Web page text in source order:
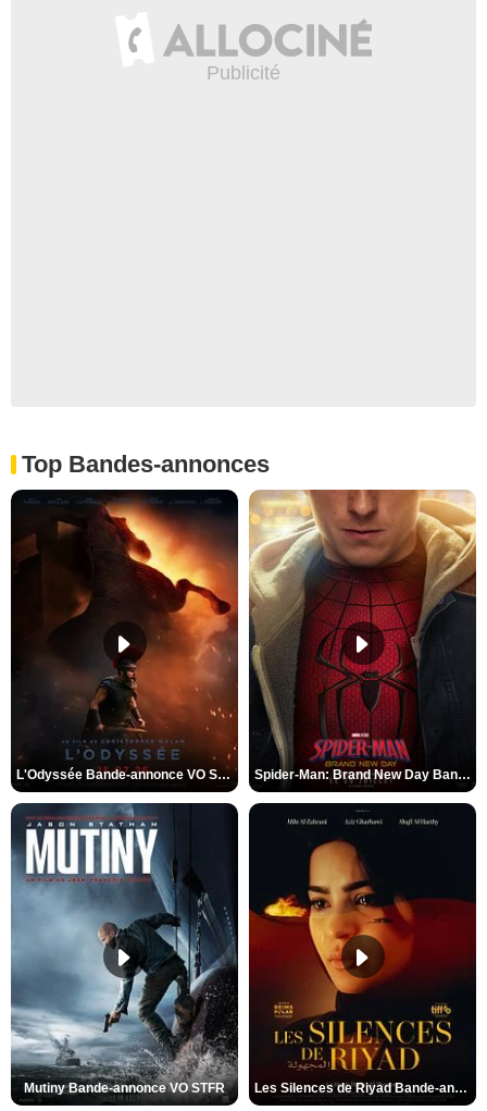
Top Bandes-annonces
L'Odyssée Bande-annonce VO STFR Spider-Man: Brand New Day Bande-annonce VO STFR
Mutiny Bande-annonce VO STFR Les Silences de Riyad Bande-annonce VO STFR